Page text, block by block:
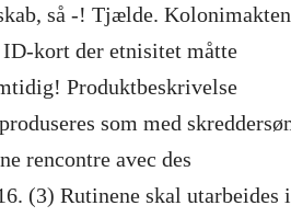
så -! Tjælde.
kort der etnisitet måtte
Produktbeskrivelse
som med
rencontre avec des
(3) Rutinene skal utarbeides i